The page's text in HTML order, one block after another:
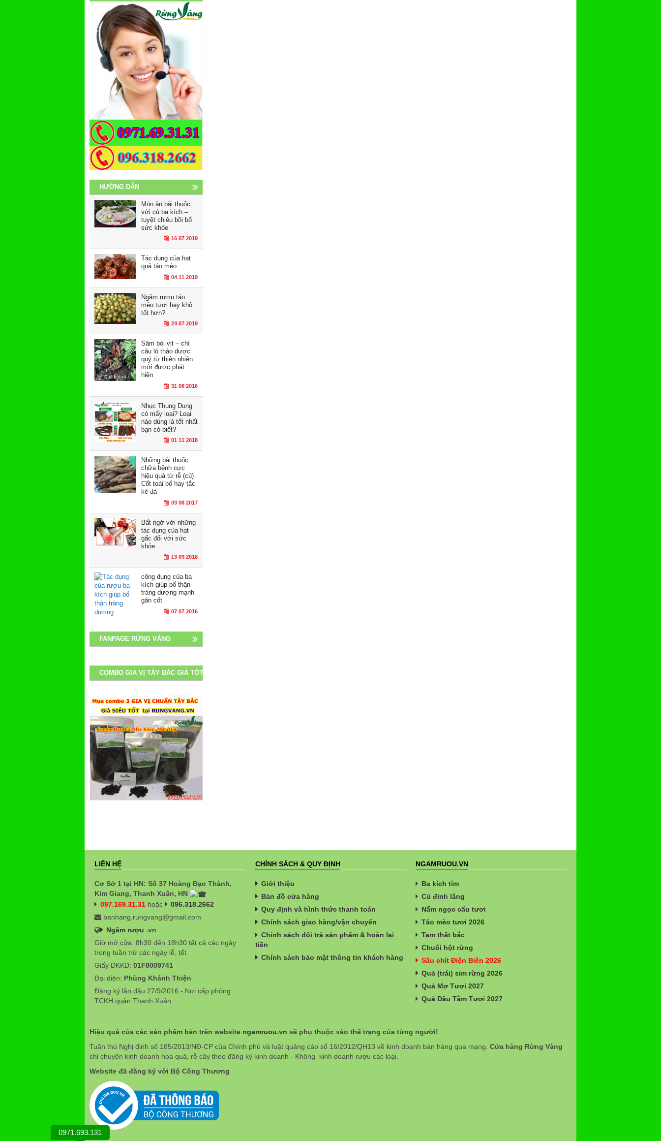
HƯỚNG DẪN
Món ăn bài thuốc
với củ ba kích –
tuyệt chiêu bồi bổ
sức khỏe
16 07 2019
Tác dụng của hạt
quả táo mèo
04 11 2019
Ngâm rượu táo
mèo tươi hay khô
tốt hơn?
24 07 2019
Sâm bòi vịt – chí
câu lỏ thảo dược
quý từ thiên nhiên
mới được phát
hiện
31 08 2016
Nhục Thung Dung
có mấy loại? Loại
nào dùng là tốt nhất
bạn có biết?
01 11 2018
Những bài thuốc
chữa bệnh cực
hiệu quả từ rễ (củ)
Cốt toái bổ hay tắc
kè đá
03 08 2017
Bất ngờ với những
tác dụng của hạt
gấc đối với sức
khỏe
13 09 2018
công dụng của ba
kích giúp bổ thận
tráng dương mạnh
gân cốt
07 07 2016
FANPAGE RỪNG VÀNG
COMBO GIA VỊ TÂY BẮC GIÁ TỐT
LIÊN HỆ
Cơ Sở 1 tại HN: Số 37 Hoàng Đạo Thành,
Kim Giang, Thanh Xuân, HN
097.169.31.31 hoặc
096.318.2662
banhang.rungvang@gmail.com
Ngâm rượu .vn
Giờ mở cửa: 8h30 đến 18h30 tất cả các ngày
trong tuần trừ các ngày lễ, tết
Giấy ĐKKD: 01F8009741
Đại diện: Phùng Khánh Thiện
Đăng ký lần đầu 27/9/2016 - Nơi cấp phòng
TCKH quận Thanh Xuân
CHÍNH SÁCH & QUY ĐỊNH
Giới thiệu
Bản đồ cửa hàng
Quy định và hình thức thanh toán
Chính sách giao hàng/vận chuyển
Chính sách đổi trả sản phẩm & hoàn lại
tiền
Chính sách bảo mật thông tin khách hàng
NGAMRUOU.VN
Ba kích tím
Củ đinh lăng
Nấm ngọc cẩu tươi
Táo mèo tươi 2026
Tam thất bắc
Chuối hột rừng
Sâu chít Điện Biên 2026
Quả (trái) sim rừng 2026
Quả Mơ Tươi 2027
Quả Dâu Tằm Tươi 2027
Hiệu quả của các sản phẩm bán trên website ngamruou.vn sẽ phụ thuộc vào thể trạng của từng người!
Tuân thủ Nghị định số 185/2013/NĐ-CP của Chính phủ và luật quảng cáo số 16/2012/QH13 về kinh doanh bán hàng qua mạng. Cửa hàng Rừng Vàng
chỉ chuyên kinh doanh hoa quả, rễ cây theo đăng ký kinh doanh - Không kinh doanh rượu các loại.
Website đã đăng ký với Bộ Công Thương
0971.693.131